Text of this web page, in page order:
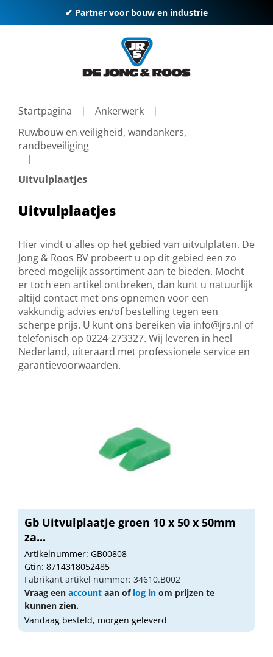
✔ Partner voor bouw en industrie
Startpagina
Ankerwerk
Ruwbouw en veiligheid, wandankers,
randbeveiliging
Uitvulplaatjes
Uitvulplaatjes
Hier vindt u alles op het gebied van uitvulplaten. De
Jong & Roos BV probeert u op dit gebied een zo
breed mogelijk assortiment aan te bieden. Mocht
er toch een artikel ontbreken, dan kunt u natuurlijk
altijd contact met ons opnemen voor een
vakkundig advies en/of bestelling tegen een
scherpe prijs. U kunt ons bereiken via info@jrs.nl of
telefonisch op 0224-273327. Wij leveren in heel
Nederland, uiteraard met professionele service en
garantievoorwaarden.
Gb Uitvulplaatje groen 10 x 50 x 50mm
za...
Artikelnummer: GB00808
Gtin: 8714318052485
Fabrikant artikel nummer: 34610.B002
Vraag een account aan of log in om prijzen te
kunnen zien.
Vandaag besteld, morgen geleverd